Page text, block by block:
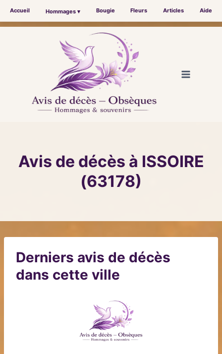
Accueil Hommages ▾ Bougie Fleurs Articles Aide
Avis de décès à ISSOIRE
(63178)
Derniers avis de décès
dans cette ville